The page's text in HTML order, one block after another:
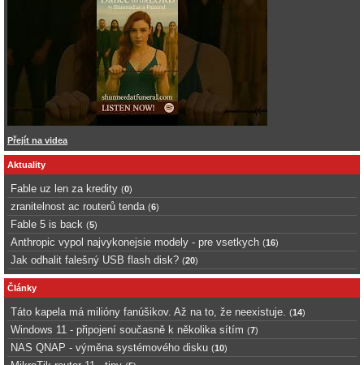
Přejít na videa
Aktuality
Fable uz len za kredity (0)
zranitelnost ac routerů tenda (6)
Fable 5 is back (5)
Anthropic vypol najvykonejsie modely - pre vsetkych (16)
Jak odhalit falešný USB flash disk? (20)
Články
Táto kapela má milióny fanúšikov. Až na to, že neexistuje. (14)
Windows 11 - připojení současně k několika sítím (7)
NAS QNAP - výměna systémového disku (10)